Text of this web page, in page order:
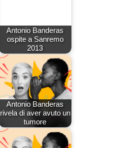
Antonio Banderas
ospite a Sanremo
2013
Antonio Banderas
rivela di aver avuto un
tumore